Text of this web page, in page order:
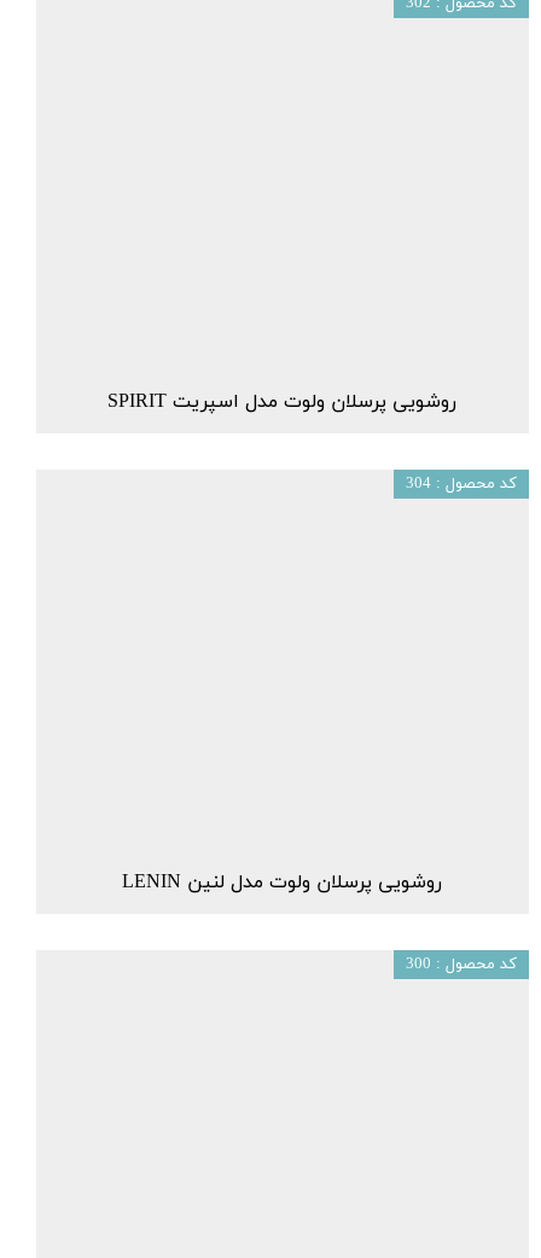
روشویی پرسلان ولوت مدل اسپریت SPIRIT
روشویی پرسلان ولوت مدل لنین LENIN
کد محصول : 304
کد محصول : 300